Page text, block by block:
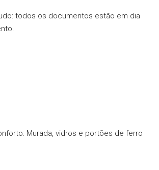
todos os documentos estão em dia
Murada, vidros e portões de ferro